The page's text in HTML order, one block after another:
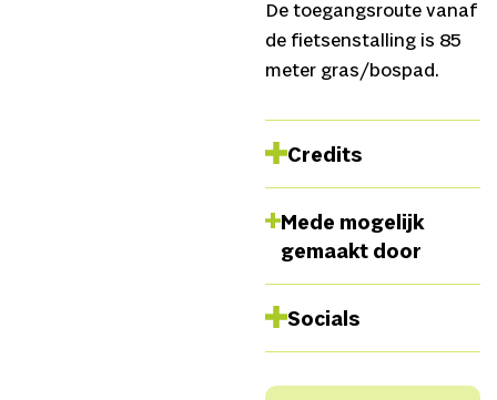
De toegangsroute vanaf
de fietsenstalling is 85
meter gras/bospad.
Credits
Katrien van
Beurden,Collectieve
van Ouwerkerk, Sacha
Muller, Titus Tiel
Groenestege, Anne Fé de
Mede mogelijk
gemaakt door
Socials